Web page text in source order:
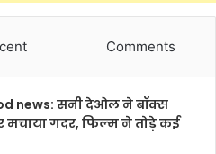
Comments
news: सनी देओल ने बॉक्स
गदर, फिल्म ने तोड़े कई